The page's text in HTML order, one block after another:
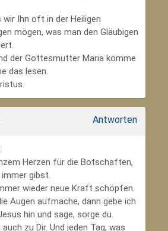
Ihn oft in der Heiligen
mögen, was man den Gläubigen
der Gottesmutter Maria komme
das lesen.
Antworten
Herzen für die Botschaften,
gibst.
wieder neue Kraft schöpfen.
Augen aufmache, dann gebe ich
hin und sage, sorge du.
zu Dir. Und jeden Tag, was